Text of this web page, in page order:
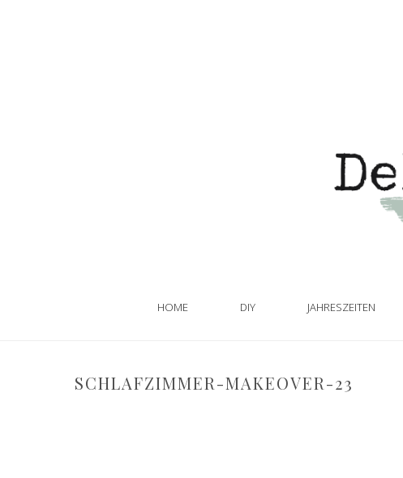
HOME DIY JAHRESZEITEN
SCHLAFZIMMER-MAKEOVER-23